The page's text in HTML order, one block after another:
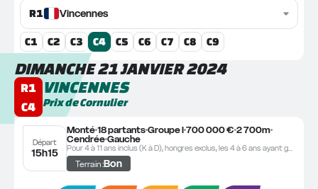
R1 Vincennes
C1 C2 C3 C4 C5 C6 C7 C8 C9
DIMANCHE 21 JANVIER 2024
R1
C4
VINCENNES
Prix de Cornulier
Départ
15h15
Monté18 partantsGroupe I700 000 € 2 700m
CendréeGauche
Pour 4 à 11 ans inclus (K à D), hongres exclus, les 4 à 6 ans ayant gagné au moins 150.000, les 7 à 11 ans ayant gagné au moins 200.000.
Terrain :Bon